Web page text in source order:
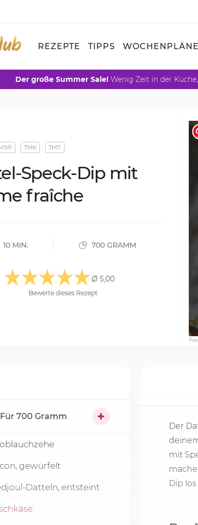
REZEPTE TIPPS WOCHENPLÄNE
Der große Summer Sale! Wenig Zeit in der
TM6 TM7
Speck-Dip mit
fraîche
10 MIN. 700 GRAMM
Ø 5,00
Bewerte dieses Rezept
Der
mit
Dip
Für 700 Gramm
gewürfelt
Datteln, entsteint